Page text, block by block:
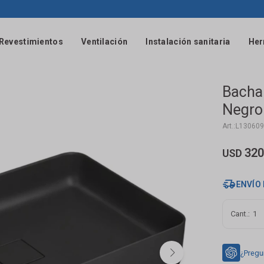
Revestimientos Ventilación Instalación sanitaria
USD
ENVÍO
1